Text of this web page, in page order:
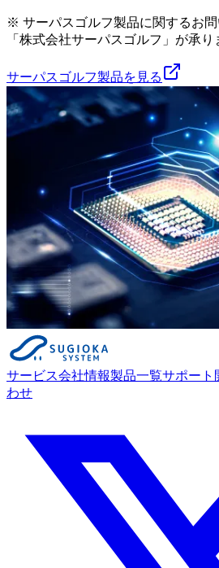
※ サーパスゴルフ製品に関するお
「株式会社サーパスゴルフ」が承り
サーパスゴルフ製品を見る
サービス会社情報製品一覧サポート
わせ